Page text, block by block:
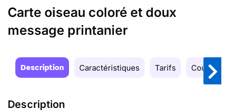
Carte oiseau coloré et doux
message printanier
Description Caractéristiques Tarifs Couleurs
Description